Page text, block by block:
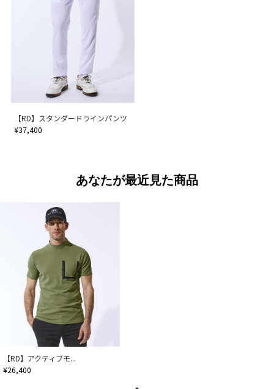
【RD】スタンダードラインパンツ
¥37,400
あなたが最近見た商品
【RD】アクティブモ...
¥26,400